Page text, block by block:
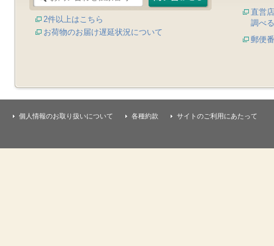
2件以上はこちら
お荷物のお届け遅延状況について
直営
調べる
郵便
個人情報のお取り扱いについて 各種約款 サイトのご利用にあたって